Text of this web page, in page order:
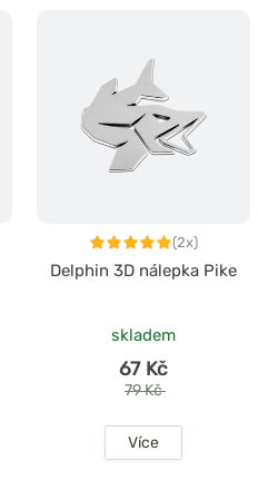
(2x)
Delphin 3D nálepka Pike
skladem
67 Kč
79 Kč
Více